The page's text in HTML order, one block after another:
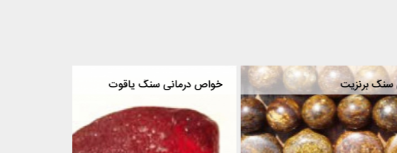
خواص سنگ برنزیت سنگ آنجلیت